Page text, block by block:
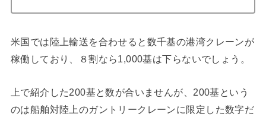
米国では陸上輸送を合わせると数千基の港湾クレーンが
稼働しており、８割なら1,000基は下らないでしょう。
上で紹介した200基と数が合いませんが、200基という
のは船舶対陸上のガントリークレーンに限定した数字だ